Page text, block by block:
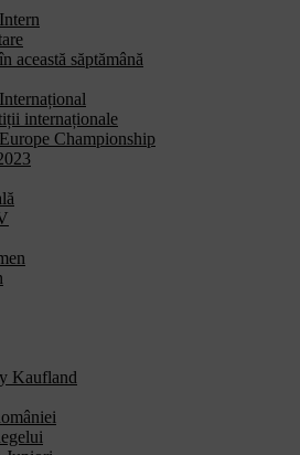
această săptămână
internaționale
Championship
Kaufland